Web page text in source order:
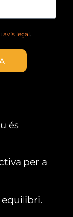
iavís legal.
és
per a
equilibri.